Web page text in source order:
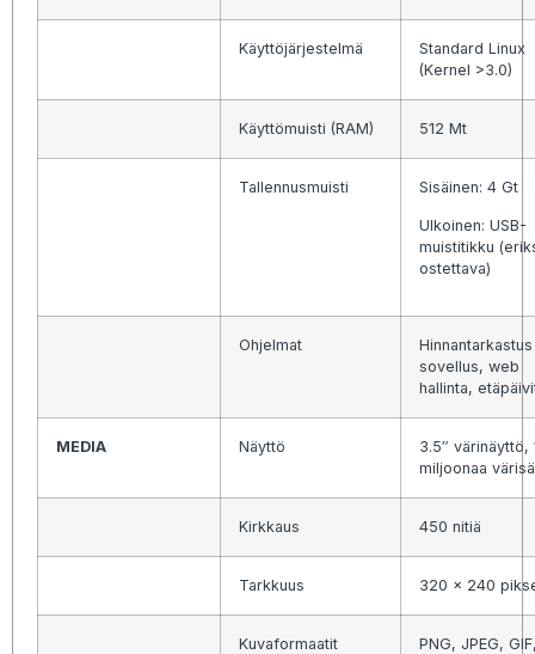
Käyttöjärjestelmä
Standard Linux
(Kernel >3.0)
Käyttömuisti (RAM) 512 Mt
Tallennusmuisti Sisäinen: 4 Gt
Ulkoinen: USB-
muistitikku
ostettava)
Ohjelmat
Hinnantarkastus
sovellus, web
hallinta,
MEDIA Näyttö
3.5″ värinäyttö,
miljoonaa
Kirkkaus 450 nitiä
Tarkkuus 320 x 240
Kuvaformaatit
PNG, JPEG,